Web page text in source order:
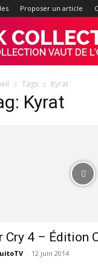
Proposer un article
Tags Kyrat
Kyrat
Cry 4 – Édition
- 12 juin 2014